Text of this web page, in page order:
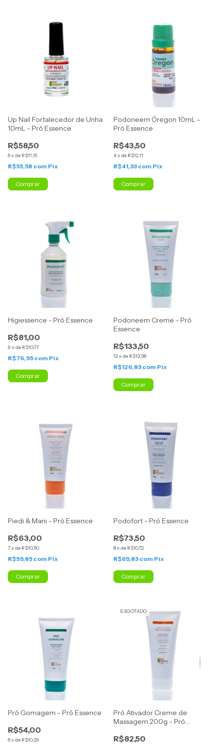
Up Nail Fortalecedor de Unha
10mL - Pró Essence
R$58,50
6x de R$11,15
R$55,58 com Pix
Podoneem Óregon 10mL -
Pró Essence
R$43,50
4x de R$12,11
R$41,33 com Pix
Higiessence - Pró Essence
R$81,00
9 x de R$10,77
R$76,95 com Pix
Comprar
Podoneem Creme - Pró
Essence
R$133,50
12x de R$13,58
R$126,83 com Pix
Comprar
Piedi & Mani - Pró Essence
R$63,00
7x de R$10,50
R$59,85 com Pix
Comprar
Podofort - Pró Essence
R$73,50
8x de R$10,72
R$69,83 com Pix
Comprar
Pró Gomagem - Pró Essence
R$54,00
6x de R$10,29
ESGOTADO
Pró Ativador Creme de
Massagem 200g - Pró
R$82,50